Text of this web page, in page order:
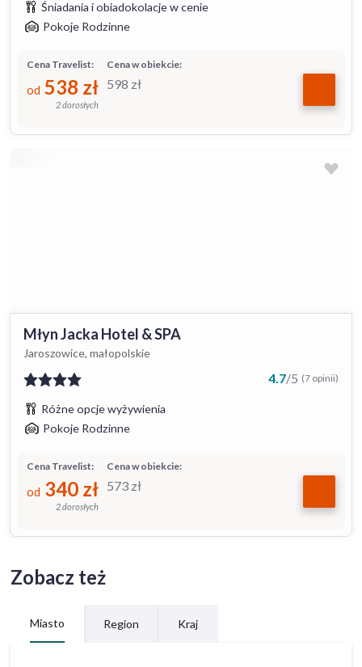
Śniadania i obiadokolacje w cenie
Pokoje Rodzinne
Cena w obiekcie:
598 zł
Cena Travelist:
od 538 zł
2 dorosłych
Młyn Jacka Hotel & SPA
Jaroszowice, małopolskie
4.7/5 (7 opinii)
Różne opcje wyżywienia
Pokoje Rodzinne
Cena w obiekcie:
573 zł
Cena Travelist:
od 340 zł
2 dorosłych
Zobacz też
Miasto Region Kraj